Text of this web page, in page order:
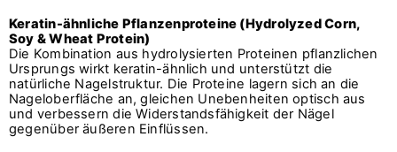
Keratin-ähnliche Pflanzenproteine (Hydrolyzed Corn,
Soy & Wheat Protein)
Die Kombination aus hydrolysierten Proteinen pflanzlichen
Ursprungs wirkt keratin-ähnlich und unterstützt die
natürliche Nagelstruktur. Die Proteine lagern sich an die
Nageloberfläche an, gleichen Unebenheiten optisch aus
und verbessern die Widerstandsfähigkeit der Nägel
gegenüber äußeren Einflüssen.